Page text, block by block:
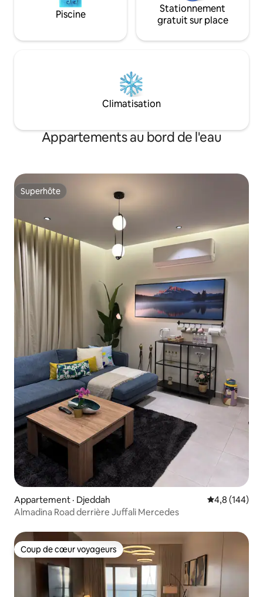
Piscine
Stationnement
gratuit sur place
Climatisation
Appartements au bord de l'eau
Superhôte
Superhôte
Appartement · Djeddah Note
4,8 (144)
Almadina Road derrière Juffali Mercedes
Coup de cœur voyageurs
Coup de cœur voyageurs